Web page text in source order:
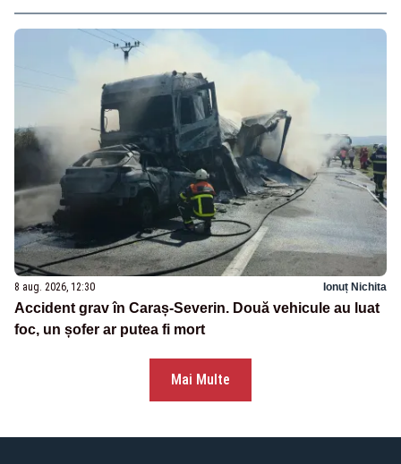
8 aug. 2026, 12:30 Ionuț Nichita
Accident grav în Caraș-Severin. Două vehicule au luat
foc, un șofer ar putea fi mort
Mai Multe